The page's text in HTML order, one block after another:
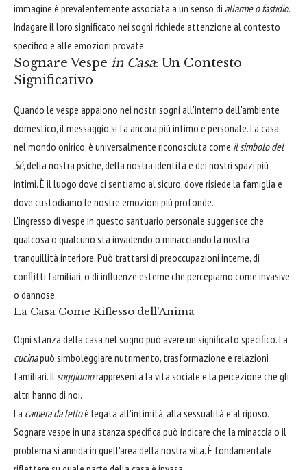
immagine è prevalentemente associata a un senso di allarme o fastidio.
Indagare il loro significato nei sogni richiede attenzione al contesto
specifico e alle emozioni provate.
Sognare Vespe in Casa: Un Contesto
Significativo
Quando le vespe appaiono nei nostri sogni all'interno dell'ambiente
domestico, il messaggio si fa ancora più intimo e personale. La casa,
nel mondo onirico, è universalmente riconosciuta come il simbolo del
Sé, della nostra psiche, della nostra identità e dei nostri spazi più
intimi. È il luogo dove ci sentiamo al sicuro, dove risiede la famiglia e
dove custodiamo le nostre emozioni più profonde.
L'ingresso di vespe in questo santuario personale suggerisce che
qualcosa o qualcuno sta invadendo o minacciando la nostra
tranquillità interiore. Può trattarsi di preoccupazioni interne, di
conflitti familiari, o di influenze esterne che percepiamo come invasive
o dannose.
La Casa Come Riflesso dell'Anima
Ogni stanza della casa nel sogno può avere un significato specifico. La
cucinapuò simboleggiare nutrimento, trasformazione e relazioni
familiari. Il soggiornorappresenta la vita sociale e la percezione che gli
altri hanno di noi.
La camera da lettoè legata all'intimità, alla sessualità e al riposo.
Sognare vespe in una stanza specifica può indicare che la minaccia o il
problema si annida in quell'area della nostra vita. È fondamentale